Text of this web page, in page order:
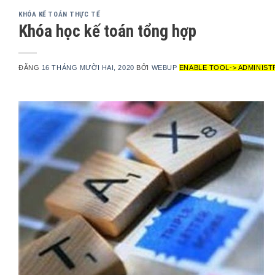
KHÓA KẾ TOÁN THỰC TẾ
Khóa học kế toán tổng hợp
ĐĂNG 16 THÁNG MƯỜI HAI, 2020 BỞI WEBUP ENABLE TOOL->